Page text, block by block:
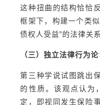
这种扭曲的结构恰恰
框架下，构建一个类
债权人受益”的法律关系
（三）独立法律行为
第三种学说试图跳出
的性质。该观点认为
定，即视同发生保险